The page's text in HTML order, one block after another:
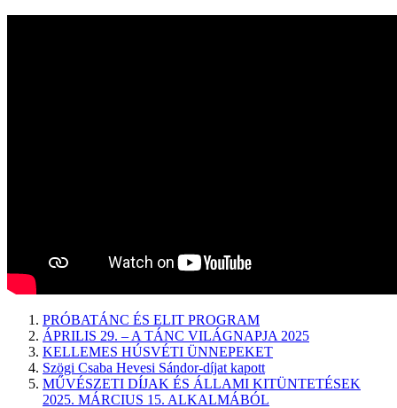
PRÓBATÁNC ÉS ELIT PROGRAM
ÁPRILIS 29. – A TÁNC VILÁGNAPJA 2025
KELLEMES HÚSVÉTI ÜNNEPEKET
Szögi Csaba Hevesi Sándor-díjat kapott
MŰVÉSZETI DÍJAK ÉS ÁLLAMI KITÜNTETÉSEK
2025. MÁRCIUS 15. ALKALMÁBÓL